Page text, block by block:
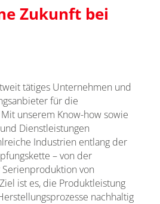
Zukunft bei
tätiges Unternehmen und
für die
unserem Know-how sowie
Dienstleistungen
Industrien entlang der
– von der
von
ist es, die Produktleistung
nachhaltig